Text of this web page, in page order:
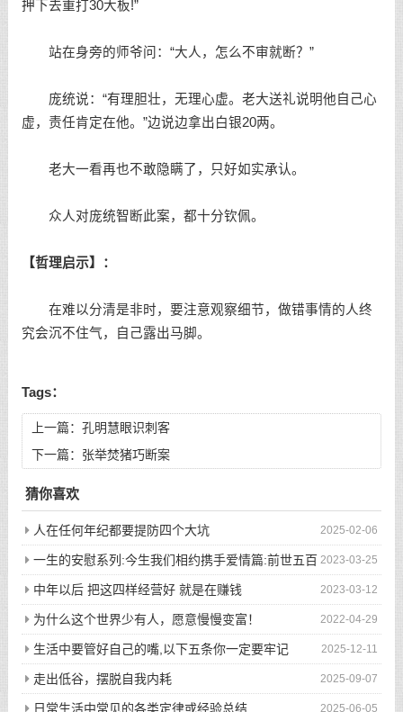
押下去重打30大板!”
站在身旁的师爷问：“大人，怎么不审就断？”
庞统说：“有理胆壮，无理心虚。老大送礼说明他自己心
虚，责任肯定在他。”边说边拿出白银20两。
老大一看再也不敢隐瞒了，只好如实承认。
众人对庞统智断此案，都十分钦佩。
【哲理启示】：
在难以分清是非时，要注意观察细节，做错事情的人终
究会沉不住气，自己露出马脚。
Tags：
上一篇： 孔明慧眼识刺客
下一篇： 张举焚猪巧断案
猜你喜欢
2025-02-06
人在任何年纪都要提防四个大坑
2023-03-25
一生的安慰系列:今生我们相约携手爱情篇:前世五百
次的回眸才换来今生的相遇
2023-03-12
中年以后 把这四样经营好 就是在赚钱
2022-04-29
为什么这个世界少有人，愿意慢慢变富！
2025-12-11
生活中要管好自己的嘴,以下五条你一定要牢记
2025-09-07
走出低谷，摆脱自我内耗
2025-06-05
日常生活中常见的各类定律或经验总结